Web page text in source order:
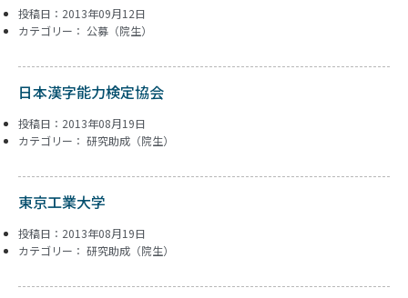
投稿日：2013年09月12日
カテゴリー： 公募（院生）
日本漢字能力検定協会
投稿日：2013年08月19日
カテゴリー： 研究助成（院生）
東京工業大学
投稿日：2013年08月19日
カテゴリー： 研究助成（院生）